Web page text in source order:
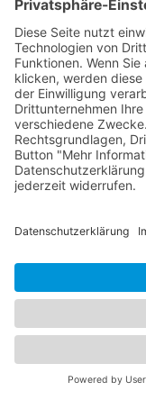
Sehtests, Brillen-
sowie die
verwenden
Diagnosen zu
Versorgung zu
Patienten bieten
an qualifizierten
(Württemberg),
Wohlergehen
zur Behandlung
auf unser
Kinderarzt
Wir bieten
Ärzten, ihren
Standorten.
Familie, indem